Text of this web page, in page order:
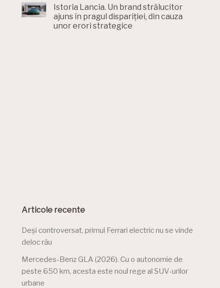
Istoria Lancia. Un brand strălucitor
ajuns în pragul dispariției, din cauza
unor erori strategice
Articole recente
Deși controversat, primul Ferrari electric nu se vinde
deloc rău
Mercedes-Benz GLA (2026). Cu o autonomie de
peste 650 km, acesta este noul rege al SUV-urilor
urbane